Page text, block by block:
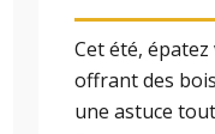
Cet été,
offrant des
une astuce